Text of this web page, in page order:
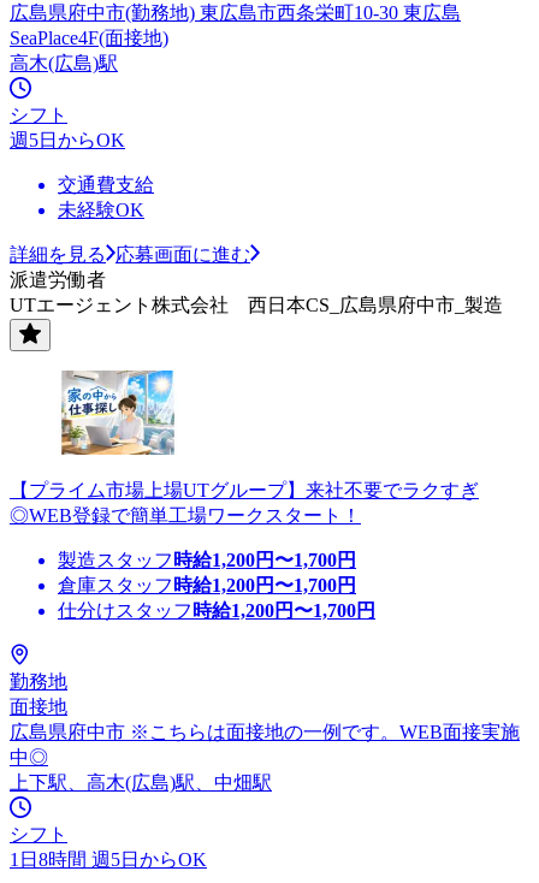
広島県府中市(勤務地) 東広島市西条栄町10-30 東広島
SeaPlace4F(面接地)
高木(広島)駅
シフト
週5日からOK
交通費支給
未経験OK
詳細を見る
応募画面に進む
派遣労働者
UTエージェント株式会社 西日本CS_広島県府中市_製造
【プライム市場上場UTグループ】来社不要でラクすぎ
◎WEB登録で簡単工場ワークスタート！
製造スタッフ 時給1,200円〜1,700円
倉庫スタッフ 時給1,200円〜1,700円
仕分けスタッフ 時給1,200円〜1,700円
勤務地
面接地
広島県府中市 ※こちらは面接地の一例です。WEB面接実施
中◎
上下駅、高木(広島)駅、中畑駅
シフト
1日8時間 週5日からOK